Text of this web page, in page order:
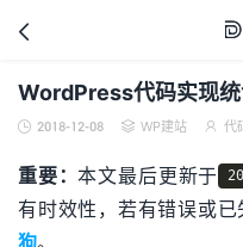

WordPress代码实现
 2018-12-08  WP建站  代
重要：本文最后更新于
有时效性，若有错误或
狗。